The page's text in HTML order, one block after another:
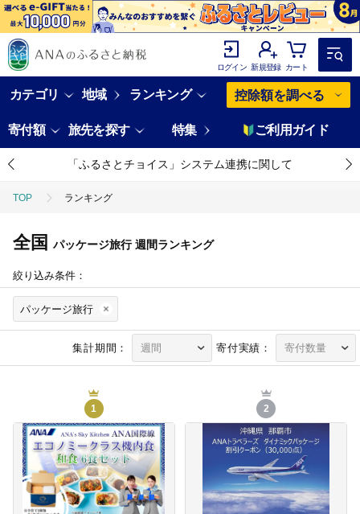
ログイン 新規登録 カート
カテゴリ 地域 ランキング 控除額を調べる
寄付額 旅先を探す 特集 ご利用ガイド
「ふるさとチョイス」システム連携に関して
TOP ランキング
全国 パッケージ旅行週間ランキング
絞り込み条件：
パッケージ旅行
集計期間： 寄付実績：
1 2